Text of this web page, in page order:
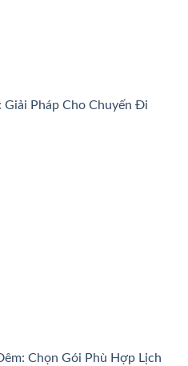
Giải Pháp Cho Chuyến Đi
Chọn Gói Phù Hợp Lịch